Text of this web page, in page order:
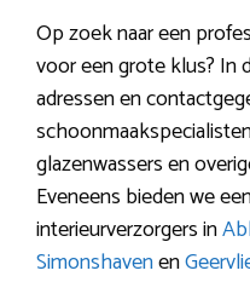
Op zoek naar een
voor een grote klus? In
adressen en
glazenwassers en
Eveneens bieden we
interieurverzorgers in
Simonshavenen